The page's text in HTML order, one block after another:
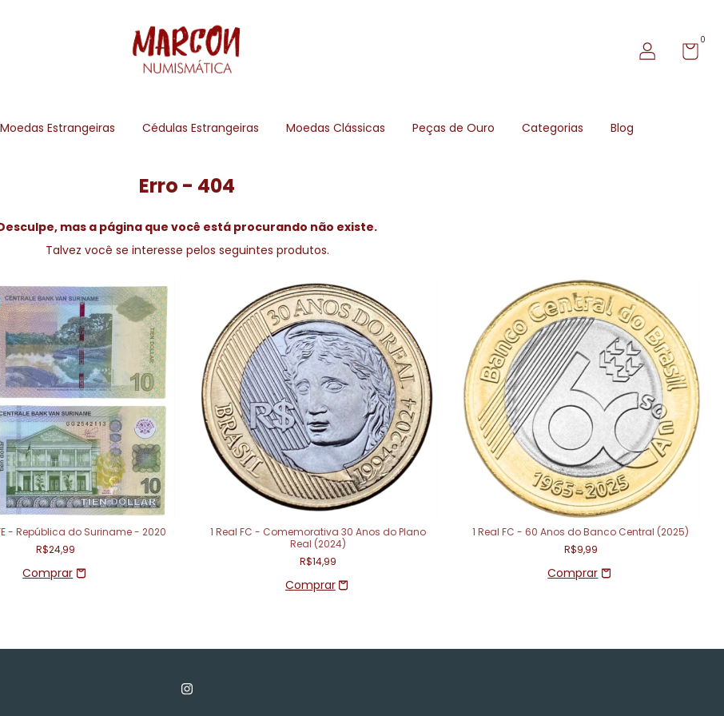
0
Moedas Estrangeiras Cédulas Estrangeiras Moedas Clássicas Peças de Ouro Categorias Blog
Erro - 404
mas a página que você está procurando não existe.
Talvez você se interesse pelos seguintes produtos.
- República do Suriname - 2020
R$24,99
1 Real FC - Comemorativa 30 Anos do Plano
Real (2024)
R$14,99
1 Real FC - 60 Anos do Banco Central (2025)
R$9,99